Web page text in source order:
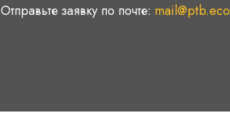
Отправьте заявку по почте: mail@ptb.eco